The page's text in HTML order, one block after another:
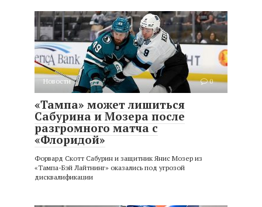
Новости 0
«Тампа» может лишиться
Сабурина и Мозера после
разгромного матча с
«Флоридой»
Форвард Скотт Сабурин и защитник Янис Мозер из
«Тампа-Бэй Лайтнинг» оказались под угрозой
дисквалификации